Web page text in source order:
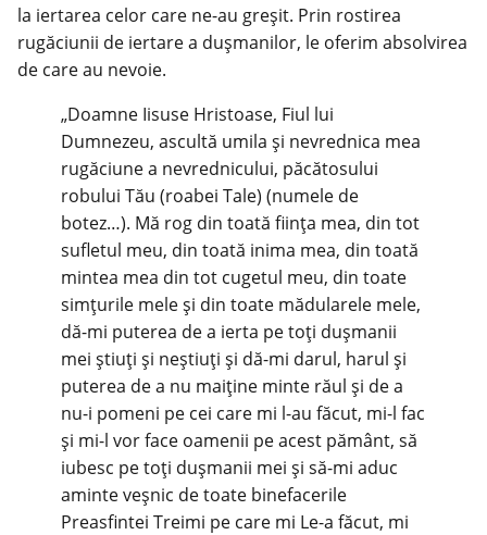
la iertarea celor care ne-au greșit. Prin rostirea
rugăciunii de iertare a dușmanilor, le oferim absolvirea
de care au nevoie.
„Doamne Iisuse Hristoase, Fiul lui
Dumnezeu, ascultă umila și nevrednica mea
rugăciune a nevrednicului, păcătosului
robului Tău (roabei Tale) (numele de
botez…). Mă rog din toată ființa mea, din tot
sufletul meu, din toată inima mea, din toată
mintea mea din tot cugetul meu, din toate
simțurile mele și din toate mădularele mele,
dă-mi puterea de a ierta pe toți dușmanii
mei știuți și neștiuți și dă-mi darul, harul și
puterea de a nu maiține minte răul și de a
nu-i pomeni pe cei care mi l-au făcut, mi-l fac
și mi-l vor face oamenii pe acest pământ, să
iubesc pe toți dușmanii mei și să-mi aduc
aminte veșnic de toate binefacerile
Preasfintei Treimi pe care mi Le-a făcut, mi